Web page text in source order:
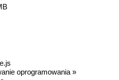
oprogramowania »